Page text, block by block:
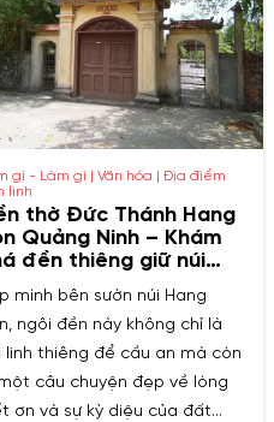
gì - Làm gì | Văn hóa | Địa điểm
linh
thờ Đức Thánh Hang
Quảng Ninh – Khám
đền thiêng giữ núi
mình bên sườn núi Hang
ngôi đền này không chỉ là
linh thiêng để cầu an mà còn
câu chuyện đẹp về lòng
ơn và sự kỳ diệu của đất